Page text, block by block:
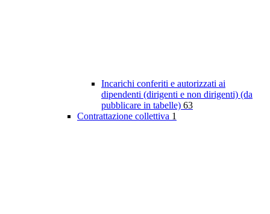
Incarichi conferiti e autorizzati ai
dipendenti (dirigenti e non dirigenti) (da
pubblicare in tabelle) 63
Contrattazione collettiva 1